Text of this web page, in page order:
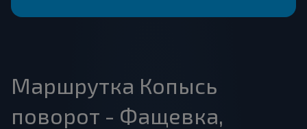
Маршрутка Копысь
поворот - Фащевка,